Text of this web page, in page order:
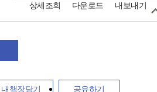
상세조회 다운로드 내보내기
내책장담기 공유하기